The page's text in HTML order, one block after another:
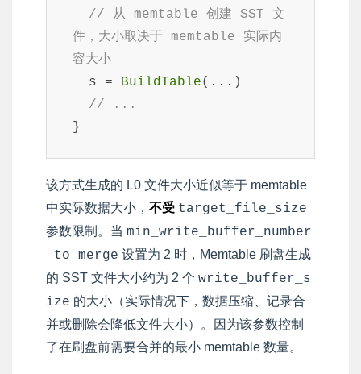
// 从 memtable 创建 SST 文
件，大小取决于 memtable 实际内
容大小
  s =
BuildTable(...)
// ...
}
该方式生成的 L0 文件大小近似等于 memtable
中实际数据大小， 不受 target_file_size
参数限制。当 min_write_buffer_number
_to_merge 设置为 2 时，Memtable 刷盘生成
的 SST 文件大小约为 2 个 write_buffer_s
ize 的大小（实际情况下，数据压缩、记录合
并或删除会降低文件大小）。因为该参数控制
了在刷盘前需要合并的最小 memtable 数量。